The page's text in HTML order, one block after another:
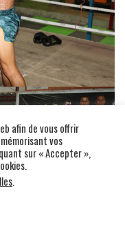
afin de vous offrir
vos
sur « Accepter »,
.